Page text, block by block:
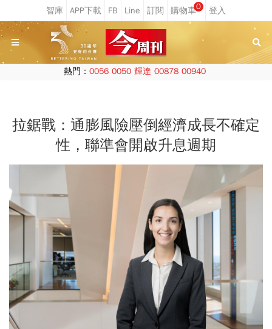
0
熱門： 0056 0050 輝達 00878 00940
拉鋸戰：通膨風險壓倒經濟成長不確定
性，聯準會開啟升息週期